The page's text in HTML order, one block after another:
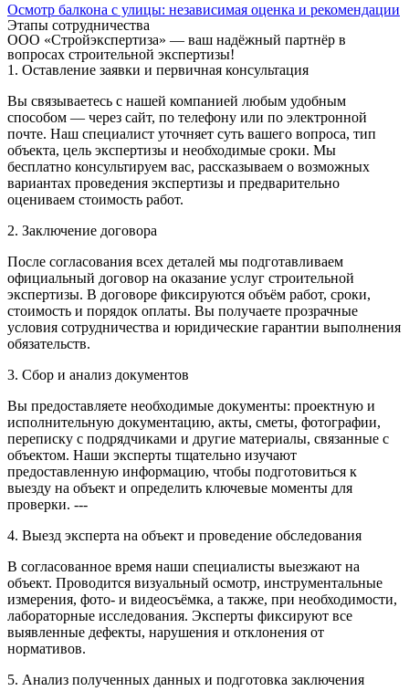
Осмотр балкона с улицы: независимая оценка и рекомендации
Этапы сотрудничества
ООО «Стройэкспертиза» — ваш надёжный партнёр в
вопросах строительной экспертизы!
1. Оставление заявки и первичная консультация
Вы связываетесь с нашей компанией любым удобным
способом — через сайт, по телефону или по электронной
почте. Наш специалист уточняет суть вашего вопроса, тип
объекта, цель экспертизы и необходимые сроки. Мы
бесплатно консультируем вас, рассказываем о возможных
вариантах проведения экспертизы и предварительно
оцениваем стоимость работ.
2. Заключение договора
После согласования всех деталей мы подготавливаем
официальный договор на оказание услуг строительной
экспертизы. В договоре фиксируются объём работ, сроки,
стоимость и порядок оплаты. Вы получаете прозрачные
условия сотрудничества и юридические гарантии выполнения
обязательств.
3. Сбор и анализ документов
Вы предоставляете необходимые документы: проектную и
исполнительную документацию, акты, сметы, фотографии,
переписку с подрядчиками и другие материалы, связанные с
объектом. Наши эксперты тщательно изучают
предоставленную информацию, чтобы подготовиться к
выезду на объект и определить ключевые моменты для
проверки. ---
4. Выезд эксперта на объект и проведение обследования
В согласованное время наши специалисты выезжают на
объект. Проводится визуальный осмотр, инструментальные
измерения, фото- и видеосъёмка, а также, при необходимости,
лабораторные исследования. Эксперты фиксируют все
выявленные дефекты, нарушения и отклонения от
нормативов.
5. Анализ полученных данных и подготовка заключения